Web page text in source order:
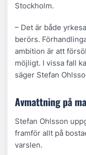
Stockholm.
– Det är både
berörs.
ambition är att
möjligt. I vissa fall
säger Stefan
Avmattning på
Stefan Ohlsson
framför allt på
varslen.